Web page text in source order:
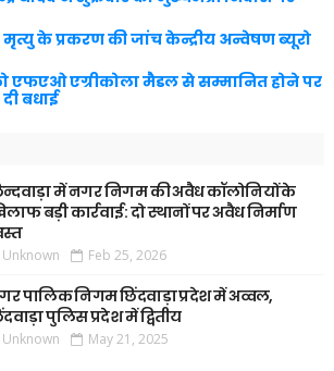
मृत्यु के प्रकरण की जांच केन्द्रीय अन्वेषण ब्यूरो
को एफएओ एग्रीकोला मैडल से सम्मानित होने पर
बधाई
में नगर निगम की अवैध कॉलोनियों के
बड़ी कार्रवाई: दो स्थानों पर अवैध निर्माण
Unknown Feb 25, 2026
पालिक निगम छिंदवाड़ा प्रदेश में अव्वल,
पुलिस प्रदेश में द्वितीय
Unknown May 21, 2025